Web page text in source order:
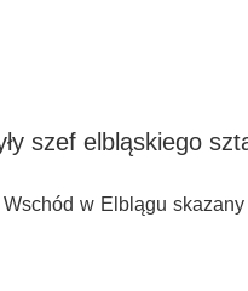
szef elbląskiego
w Elblągu skazany